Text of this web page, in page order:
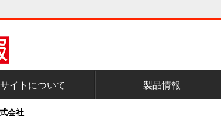
イトについて 製品情報
会社